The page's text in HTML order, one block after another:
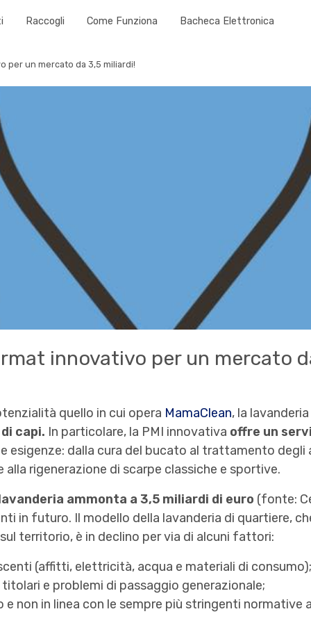
Raccogli Come Funziona Bacheca Elettronica
per un mercato da 3,5 miliardi!
innovativo per un mercato
quello in cui opera MamaClean, la
capi. In particolare, la PMI innovativa offre un
esigenze: dalla cura del bucato al trattamento
alla rigenerazione di scarpe classiche e sportive.
ammonta a 3,5 miliardi di euro (fonte:
in futuro. Il modello della lavanderia di quartiere,
territorio, è in declino per via di alcuni fattori:
(affitti, elettricità, acqua e materiali di consumo);
e problemi di passaggio generazionale;
e non in linea con le sempre più stringenti normative